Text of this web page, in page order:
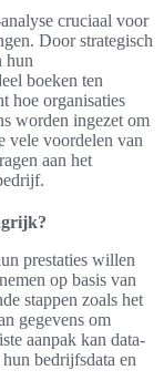
cruciaal voor
Door strategisch
hun
boeken ten
hoe organisaties
worden ingezet om
vele voordelen van
aan het
prestaties willen
op basis van
stappen zoals het
gegevens om
aanpak kan data-
bedrijfsdata en